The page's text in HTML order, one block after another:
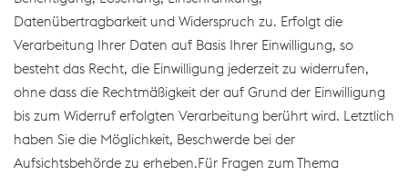
Datenübertragbarkeit und Widerspruch zu. Erfolgt die
Verarbeitung Ihrer Daten auf Basis Ihrer Einwilligung, so
besteht das Recht, die Einwilligung jederzeit zu widerrufen,
ohne dass die Rechtmäßigkeit der auf Grund der Einwilligung
bis zum Widerruf erfolgten Verarbeitung berührt wird. Letztlich
haben Sie die Möglichkeit, Beschwerde bei der
Aufsichtsbehörde zu erheben.Für Fragen zum Thema